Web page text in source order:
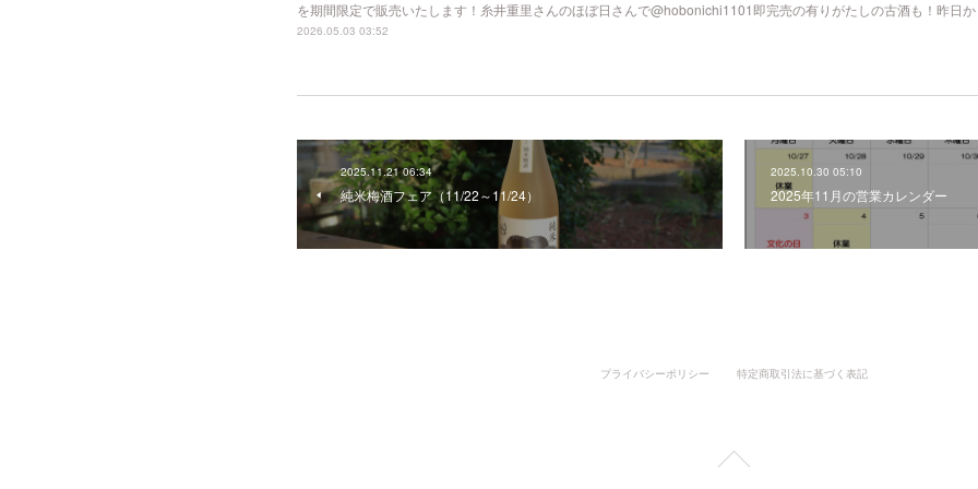
を期間限定で販売いたします！糸井重里さんのほぼ日さんで@hobonichi1101即完売の有りがたしの古酒も！昨日
2026.05.03 03:52
2025.11.21 06:34
純米梅酒フェア（11/22～11/24）
2025.10.30 05:10
2025年11月の営業カレンダー
プライバシーポリシー 特定商取引法に基づく表記